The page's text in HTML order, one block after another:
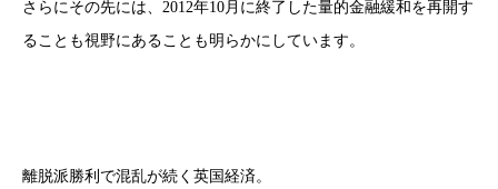
さらにその先には、2012年10月に終了した量的金融緩和を再開す
ることも視野にあることも明らかにしています。
離脱派勝利で混乱が続く英国経済。